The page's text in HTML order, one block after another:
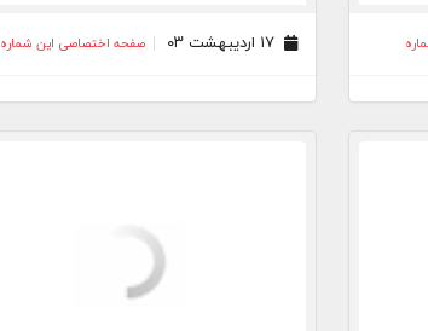
صفحه اختصاصی این شماره